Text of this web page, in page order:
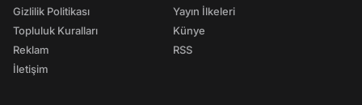
Gizlilik Politikası
Topluluk Kuralları
Reklam
İletişim
Yayın İlkeleri
Künye
RSS